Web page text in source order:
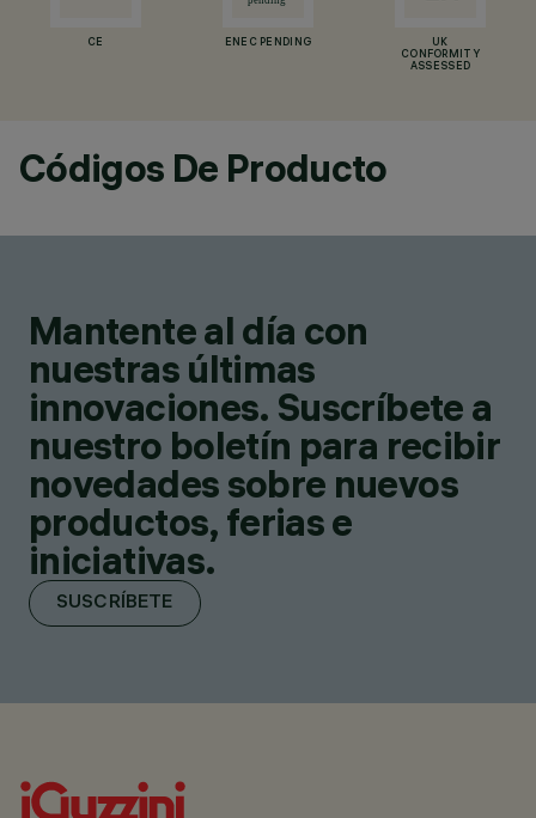
CE ENEC PENDING
UK
CONFORMITY
ASSESSED
Códigos De Producto
Mantente al día con
nuestras últimas
innovaciones. Suscríbete a
nuestro boletín para recibir
novedades sobre nuevos
productos, ferias e
iniciativas.
SUSCRÍBETE